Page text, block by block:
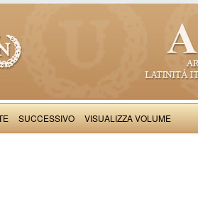
SUCCESSIVO VISUALIZZA VOLUME